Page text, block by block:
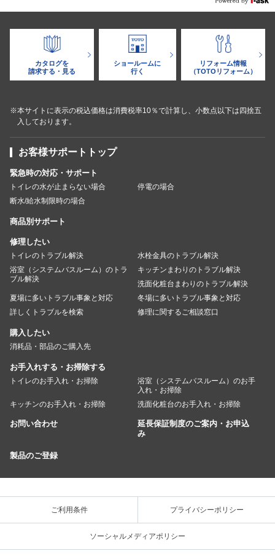
カタログを
請求する・見る
ショールームに
行く
リフォーム情報
（TOTOリフォーム）
※本サイトに表示の税込価格は消費税率10％で計算し、小数点以下は四捨五
入しております。
お客様サポートトップ
緊急時の対応・サポート
トイレの水が止まらない場合
停電の場合
断水/給水制限時の場合
商品別サポート
修理したい
トイレのトラブル解決
水栓金具のトラブル解決
浴室（システムバスルーム）のトラ
ブル解決
キッチンまわりのトラブル解決
洗面化粧台まわりのトラブル解決
夏場に多いトラブル事象と対応
冬場に多いトラブル事象と対応
詳しくトラブルを検索
修理に関するご相談窓口
購入したい
消耗品・部品のご購入先
お手入れする・お掃除する
トイレのお手入れ・お掃除
浴室（システムバスルーム）のお手
入れ・お掃除
キッチンのお手入れ・お掃除
洗面化粧台のお手入れ・お掃除
お問い合わせ
延長保証制度のご案内・お申込
み
製品のご登録
ご利用条件 プライバシーポリシー
ソーシャルメディアポリシー